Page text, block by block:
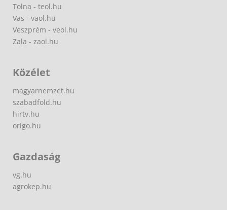
Tolna - teol.hu
Vas - vaol.hu
Veszprém - veol.hu
Zala - zaol.hu
Közélet
magyarnemzet.hu
szabadfold.hu
hirtv.hu
origo.hu
Gazdaság
vg.hu
agrokep.hu